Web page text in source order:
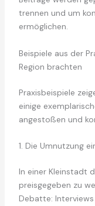
trennen und um
ermöglichen.
Beispiele aus der
Region brachten
Praxisbeispiele
einige
angestoßen und
1. Die Umnutzung
In einer Kleinstadt
preisgegeben zu
Debatte: